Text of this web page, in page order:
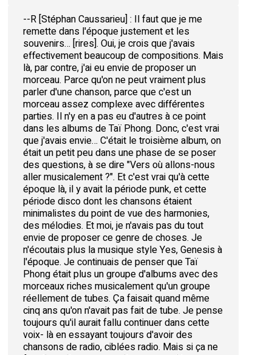
--R [Stéphan Caussarieu] : Il faut que je me
remette dans l'époque justement et les
souvenirs… [rires]. Oui, je crois que j'avais
effectivement beaucoup de compositions. Mais
là, par contre, j'ai eu envie de proposer un
morceau. Parce qu'on ne peut vraiment plus
parler d'une chanson, parce que c'est un
morceau assez complexe avec différentes
parties. Il n'y en a pas eu d'autres à ce point
dans les albums de Taï Phong. Donc, c'est vrai
que j'avais envie… C'était le troisième album, on
était un petit peu dans une phase de se poser
des questions, à se dire "Vers où allons-nous
aller musicalement ?". Et c'est vrai qu'à cette
époque là, il y avait la période punk, et cette
période disco dont les chansons étaient
minimalistes du point de vue des harmonies,
des mélodies. Et moi, je n'avais pas du tout
envie de proposer ce genre de choses. Je
n'écoutais plus la musique style Yes, Genesis à
l'époque. Je continuais de penser que Taï
Phong était plus un groupe d'albums avec des
morceaux riches musicalement qu'un groupe
réellement de tubes. Ça faisait quand même
cinq ans qu'on n'avait pas fait de tube. Je pense
toujours qu'il aurait fallu continuer dans cette
voix- là en essayant toujours d'avoir des
chansons de radio, ciblées radio. Mais si ça ne